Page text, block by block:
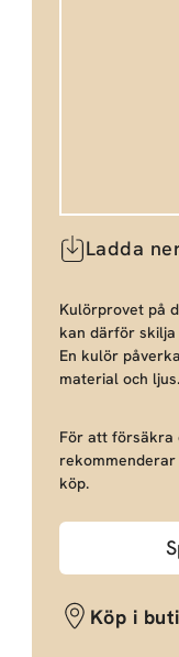
Ladda
Kulörprovet på
kan därför
En kulör
material och ljus.
För att försäkra
köp.
Köp i